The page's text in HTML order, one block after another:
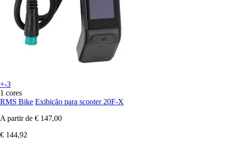
+-3
1 cores
RMS Bike Exibição para scooter 20F-X
A partir de € 147,00
€ 144,92